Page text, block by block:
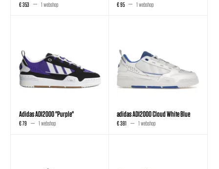
€ 353 1 webshop € 95 1 webshop
Adidas ADI2000 "Purple"
€ 79 1 webshop
adidas ADI2000 Cloud White Blue
€ 381 1 webshop